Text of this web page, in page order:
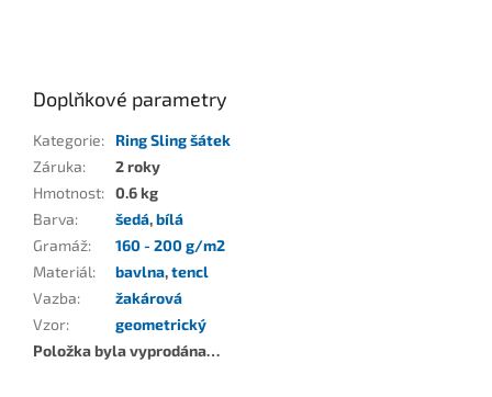
Doplňkové parametry
Kategorie:
Ring Sling šátek
Záruka:
2 roky
Hmotnost: 0.6 kg
Barva: šedá,bílá
Gramáž:
160 - 200 g/m2
Materiál: bavlna,tencl
Vazba:
žakárová
Vzor:
geometrický
Položka byla vyprodána…